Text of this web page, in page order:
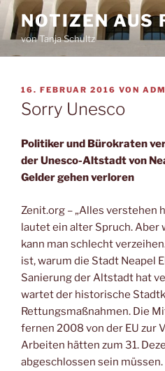
Zum
Inhalt
springen
NOTIZEN AUS
von Tanja Schultz
VERÖFFENTLICHT
AM
16. FEBRUAR 2016 VON
Sorry Unesco
Politiker und Bürokraten
der Unesco-Altstadt von
Gelder gehen verloren
Zenit.org – „Alles verstehen
lautet ein alter Spruch. Aber
kann man schlecht
ist, warum die Stadt Neapel
Sanierung der Altstadt hat
wartet der historische
Rettungsmaßnahmen. Die
fernen 2008 von der EU zur
Arbeiten hätten zum 31.
abgeschlossen sein